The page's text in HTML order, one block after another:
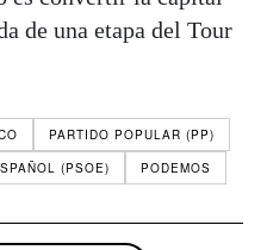
de una etapa del Tour
PARTIDO POPULAR (PP)
(PSOE)
PODEMOS